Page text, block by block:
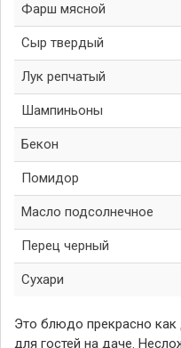
Фарш мясной
Сыр твердый
Лук репчатый
Шампиньоны
Бекон
Помидор
Масло подсолнечное
Перец черный
Сухари
Это блюдо прекрасно как
для гостей на даче.